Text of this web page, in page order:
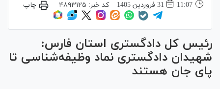
11:07
31 فروردين 1405 کد خبر: ۴۸۹۳۱۲۵ چاپ
رئیس کل دادگستری استان فارس:
شهیدان دادگستری نماد وظیفه‌شناسی تا
پای جان هستند